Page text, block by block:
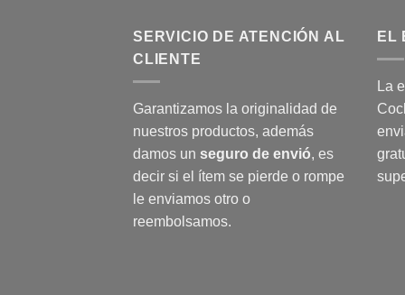
SERVICIO DE ATENCIÓN AL
CLIENTE
Garantizamos la originalidad de
nuestros productos, además
damos un seguro de envió, es
decir si el ítem se pierde o rompe
le enviamos otro o
reembolsamos.
EL
La